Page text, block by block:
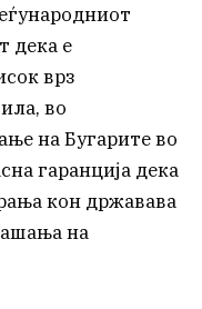
дека е
врз
во
на Бугарите во
гаранција дека
кон државава
на